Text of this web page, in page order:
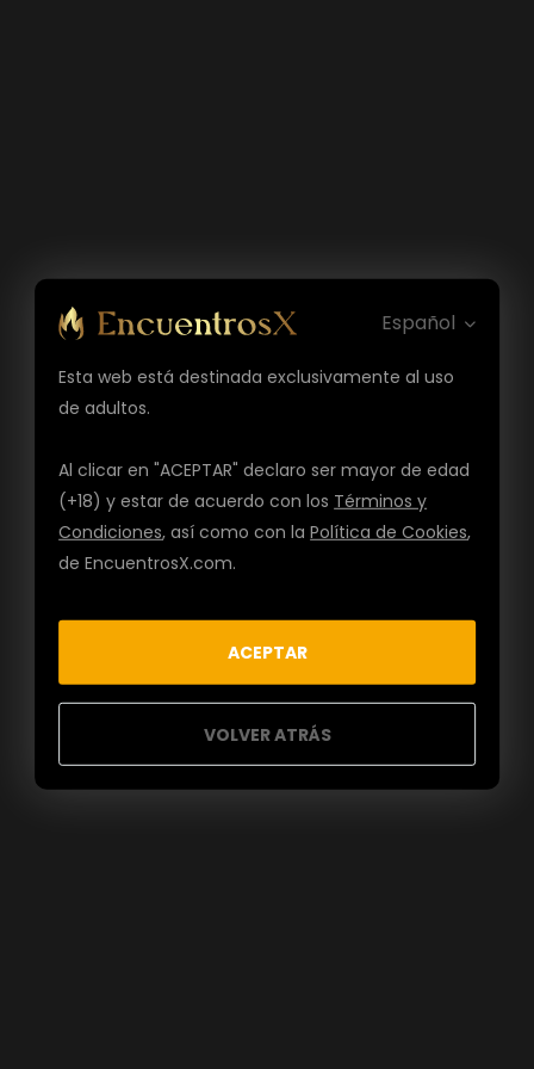
Español
Esta web está destinada exclusivamente al uso
de adultos.
Al clicar en "ACEPTAR" declaro ser mayor de edad
(+18) y estar de acuerdo con los Términos y
Condiciones, así como con laPolítica de Cookies,
de EncuentrosX.com.
ACEPTAR
VOLVER ATRÁS